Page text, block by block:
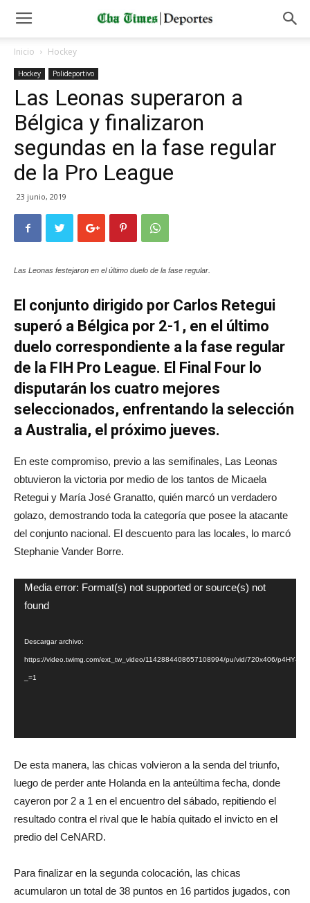
Inicio Hockey
Hockey Polideportivo
Las Leonas superaron a
Bélgica y finalizaron
segundas en la fase regular
de la Pro League
23 junio, 2019
Las Leonas festejaron en el último duelo de la fase regular.
El conjunto dirigido por Carlos Retegui
superó a Bélgica por 2-1, en el último
duelo correspondiente a la fase regular
de la FIH Pro League. El Final Four lo
disputarán los cuatro mejores
seleccionados, enfrentando la selección
a Australia, el próximo jueves.
En este compromiso, previo a las semifinales, Las Leonas
obtuvieron la victoria por medio de los tantos de Micaela
Retegui y María José Granatto, quién marcó un verdadero
golazo, demostrando toda la categoría que posee la atacante
del conjunto nacional. El descuento para las locales, lo marcó
Stephanie Vander Borre.
Reproductor
Media error: Format(s) not supported or source(s) not
found
Descargar archivo:
https://video.twimg.com/ext_tw_video/1142884408657108994/pu/vid/720x406/
_=1
De esta manera, las chicas volvieron a la senda del triunfo,
luego de perder ante Holanda en la anteúltima fecha, donde
cayeron por 2 a 1 en el encuentro del sábado, repitiendo el
resultado contra el rival que le había quitado el invicto en el
predio del CeNARD.
Para finalizar en la segunda colocación, las chicas
acumularon un total de 38 puntos en 16 partidos jugados, con